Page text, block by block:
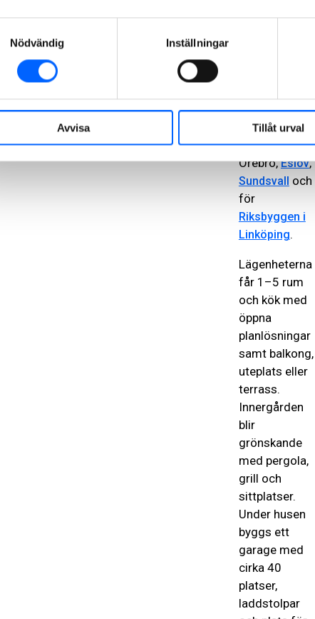
Nödvändig
Inställningar
Avvisa Tillåt urval
utrustas med
pt på flera håll
i Sverige,
bland annat i
Örebro,Eslöv,
Sundsvall och
för
Riksbyggen i
Linköping.
Lägenheterna
får 1–5 rum
och kök med
öppna
planlösningar
samt balkong,
uteplats eller
terrass.
Innergården
blir
grönskande
med pergola,
grill och
sittplatser.
Under husen
byggs ett
garage med
cirka 40
platser,
laddstolpar